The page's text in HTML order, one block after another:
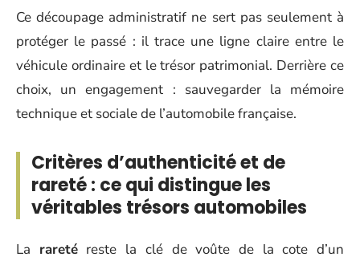
Ce découpage administratif ne sert pas seulement à
protéger le passé : il trace une ligne claire entre le
véhicule ordinaire et le trésor patrimonial. Derrière ce
choix, un engagement : sauvegarder la mémoire
technique et sociale de l’automobile française.
Critères d’authenticité et de
rareté : ce qui distingue les
véritables trésors automobiles
La raretéreste la clé de voûte de la cote d’un